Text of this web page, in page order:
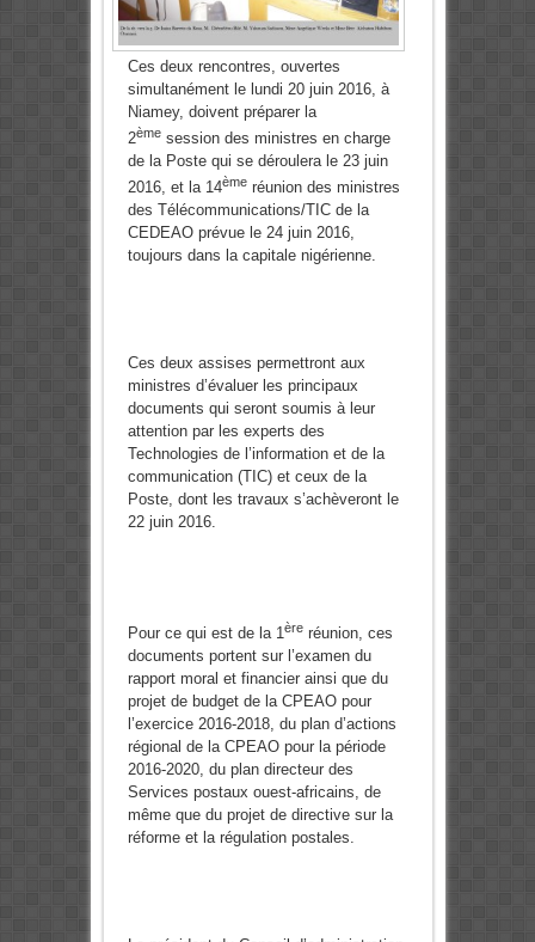
Ces deux rencontres, ouvertes
simultanément le lundi 20 juin 2016, à
Niamey, doivent préparer la
2èmesession des ministres en charge
de la Poste qui se déroulera le 23 juin
2016, et la 14èmeréunion des ministres
des Télécommunications/TIC de la
CEDEAO prévue le 24 juin 2016,
toujours dans la capitale nigérienne.
Ces deux assises permettront aux
ministres d’évaluer les principaux
documents qui seront soumis à leur
attention par les experts des
Technologies de l’information et de la
communication (TIC) et ceux de la
Poste, dont les travaux s’achèveront le
22 juin 2016.
Pour ce qui est de la 1èreréunion, ces
documents portent sur l’examen du
rapport moral et financier ainsi que du
projet de budget de la CPEAO pour
l’exercice 2016-2018, du plan d’actions
régional de la CPEAO pour la période
2016-2020, du plan directeur des
Services postaux ouest-africains, de
même que du projet de directive sur la
réforme et la régulation postales.